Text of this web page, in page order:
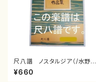
尺八譜 ノスタルジア（/水野
利彦/楽譜）
¥660